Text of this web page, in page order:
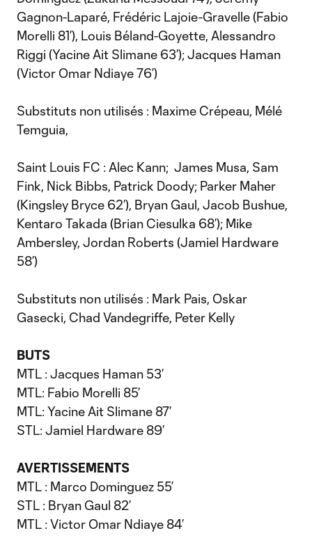
Gagnon-Laparé, Frédéric Lajoie-Gravelle (Fabio
Morelli 81’), Louis Béland-Goyette, Alessandro
Riggi (Yacine Ait Slimane 63’); Jacques Haman
(Victor Omar Ndiaye 76’)
Substituts non utilisés : Maxime Crépeau, Mélé
Temguia,
Saint Louis FC : Alec Kann; James Musa, Sam
Fink, Nick Bibbs, Patrick Doody; Parker Maher
(Kingsley Bryce 62’), Bryan Gaul, Jacob Bushue,
Kentaro Takada (Brian Ciesulka 68’); Mike
Ambersley, Jordan Roberts (Jamiel Hardware
58’)
Substituts non utilisés : Mark Pais, Oskar
Gasecki, Chad Vandegriffe, Peter Kelly
BUTS
MTL : Jacques Haman 53’
MTL: Fabio Morelli 85’
MTL: Yacine Ait Slimane 87’
STL: Jamiel Hardware 89’
AVERTISSEMENTS
MTL : Marco Dominguez 55’
STL : Bryan Gaul 82’
MTL : Victor Omar Ndiaye 84’